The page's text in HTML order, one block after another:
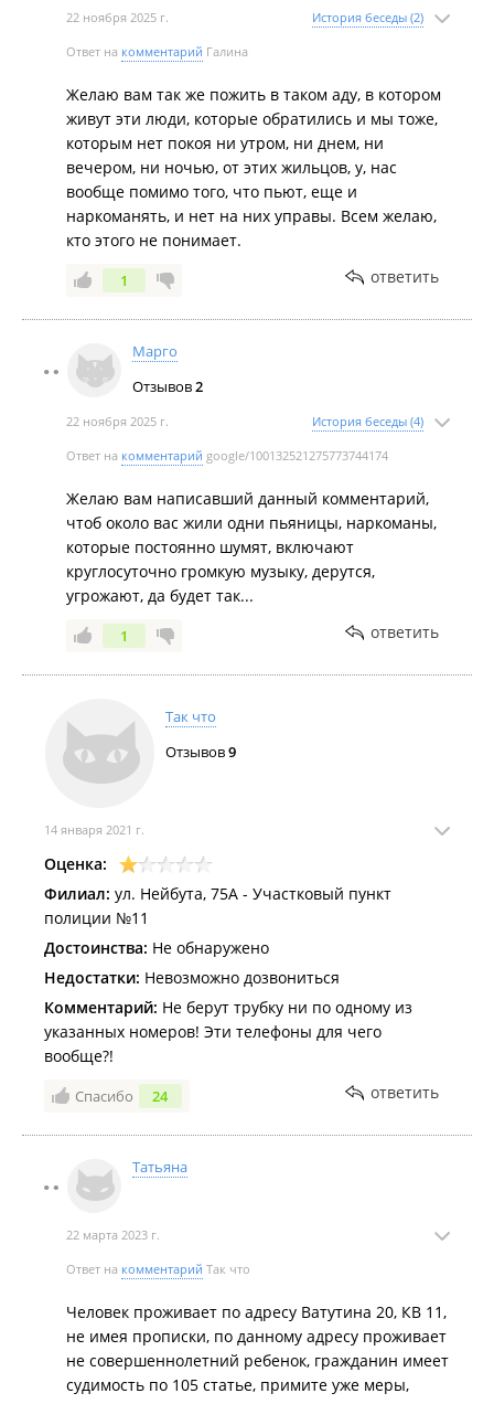
быть на месте людей, кому не дают спокойно
раз...
22 ноября 2025 г. История беседы (2)
Ответ на комментарий Галина
Желаю вам так же пожить в таком аду, в котором
живут эти люди, которые обратились и мы тоже,
которым нет покоя ни утром, ни днем, ни
вечером, ни ночью, от этих жильцов, у, нас
вообще помимо того, что пьют, еще и
наркоманять, и нет на них управы. Всем желаю,
кто этого не понимает.
1 ответить
Марго
Отзывов2
22 ноября 2025 г. История беседы (4)
Ответ на комментарий google/100132521275773744174
Желаю вам написавший данный комментарий,
чтоб около вас жили одни пьяницы, наркоманы,
которые постоянно шумят, включают
круглосуточно громкую музыку, дерутся,
угрожают, да будет так...
1 ответить
Так что
Отзывов9
14 января 2021 г.
Оценка:
Филиал: ул. Нейбута, 75А - Участковый пункт
полиции №11
Достоинства: Не обнаружено
Недостатки: Невозможно дозвониться
Комментарий: Не берут трубку ни по одному из
указанных номеров! Эти телефоны для чего
вообще?!
Спасибо 24 ответить
Татьяна
22 марта 2023 г.
Ответ на комментарий Так что
Человек проживает по адресу Ватутина 20, КВ 11,
не имея прописки, по данному адресу проживает
не совершеннолетний ребенок, гражданин имеет
судимость по 105 статье, примите уже меры,